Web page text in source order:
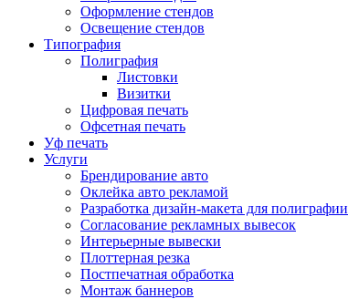
Оформление стендов
Освещение стендов
Типография
Полиграфия
Листовки
Визитки
Цифровая печать
Офсетная печать
Уф печать
Услуги
Брендирование авто
Оклейка авто рекламой
Разработка дизайн-макета для полиграфии
Согласование рекламных вывесок
Интерьерные вывески
Плоттерная резка
Постпечатная обработка
Монтаж баннеров